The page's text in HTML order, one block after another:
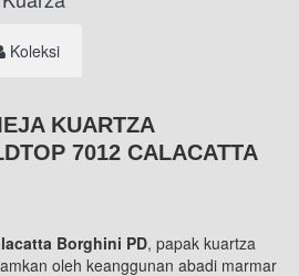
Koleksi
KUARTZA
7012 CALACATTA
Borghini PD, papak kuartza
oleh keanggunan abadi marmar